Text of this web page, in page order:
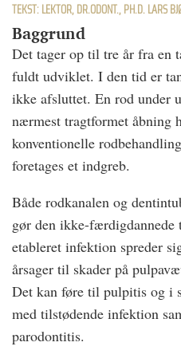
TEKST: LEKTOR, DR.ODONT., PH.D. LARS
Baggrund
Det tager op til tre år fra en
fuldt udviklet. I den tid er
ikke afsluttet. En rod under
nærmest tragtformet åbning
konventionelle
foretages et indgreb.
Både rodkanalen og
gør den ikke-færdigdannede
etableret infektion spreder
årsager til skader på
Det kan føre til pulpitis og i
med tilstødende infektion
parodontitis.